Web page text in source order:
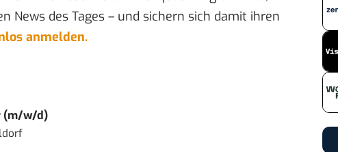
News des Tages – und sichern sich damit ihren
anmelden.
(m/w/d)